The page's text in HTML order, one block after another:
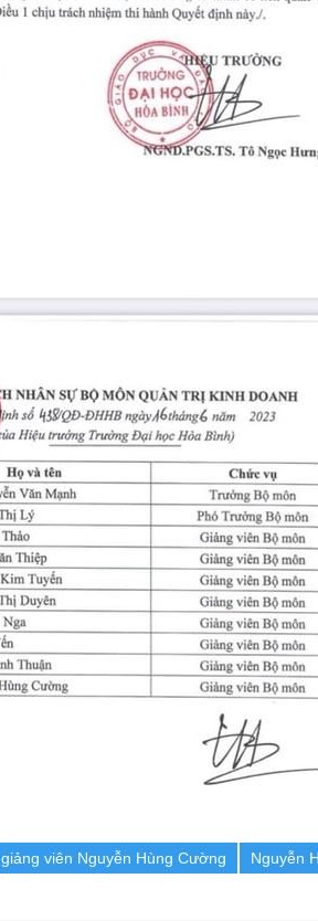
giảng viên Nguyễn Hùng Cường Nguyễn